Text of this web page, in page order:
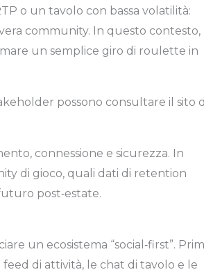
o un tavolo con bassa volatilità:
community. In questo contesto,
un semplice giro di roulette in
possono consultare il sito
connessione e sicurezza. In
di gioco, quali dati di retention
post‑estate.
un ecosistema “social‑first”.
feed di attività, le chat di tavolo e le